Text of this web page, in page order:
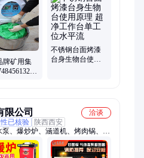
、卷板机、搅拌机、卷圆机、养
牌矿用集
型
不锈钢台面烤漆
台身生物台使用
限公司
洽谈
已核验 陕西西安
、爆炒炉、涵道机、烤肉锅、体
、雾化机、抽气罩、修剪机、冲
、清洁仪、钥匙扣、电子秤、电